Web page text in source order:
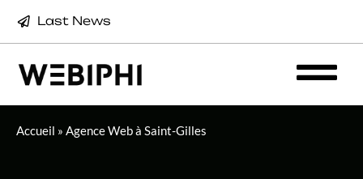
Last News
Accueil » Agence Web à Saint-Gilles